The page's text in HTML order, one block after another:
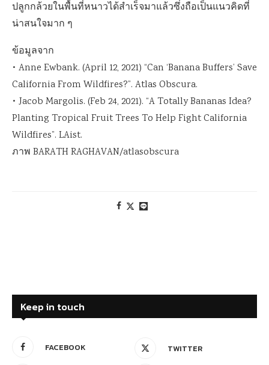
ปลูกกล้วยในพื้นที่หนาวได้สำเร็จมาแล้วซึ่งถือเป็นแนวคิดที่
น่าสนใจมาก ๆ
ข้อมูลจาก
• Anne Ewbank. (April 12, 2021) “Can ‘Banana Buffers’ Save
California From Wildfires?”. Atlas Obscura.
• Jacob Margolis. (Feb 24, 2021). “A Totally Bananas Idea?
Planting Tropical Fruit Trees To Help Fight California
Wildfires”. LAist.
ภาพ BARATH RAGHAVAN/atlasobscura
Keep in touch
FACEBOOK TWITTER